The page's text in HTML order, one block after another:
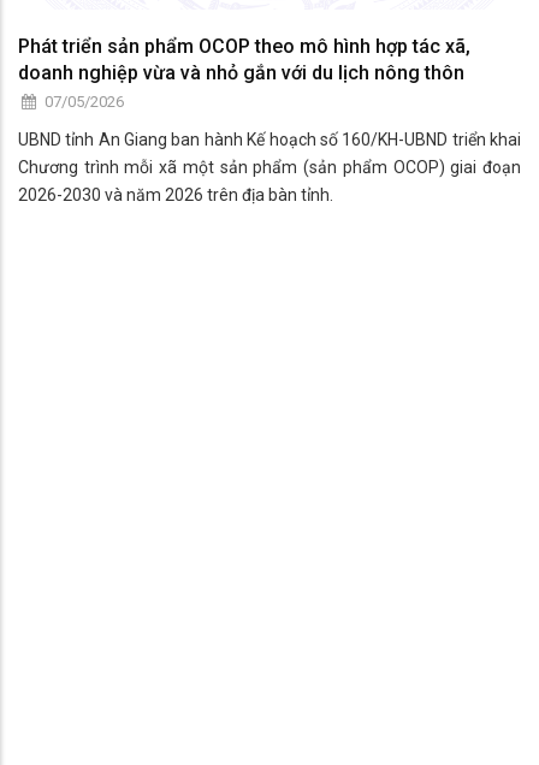
Phát triển sản phẩm OCOP theo mô hình hợp tác xã,
doanh nghiệp vừa và nhỏ gắn với du lịch nông thôn
07/05/2026
UBND tỉnh An Giang ban hành Kế hoạch số 160/KH-UBND triển khai
Chương trình mỗi xã một sản phẩm (sản phẩm OCOP) giai đoạn
2026-2030 và năm 2026 trên địa bàn tỉnh.